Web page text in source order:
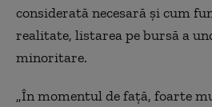
considerată necesară și cum
realitate, listarea pe bursă a
minoritare.
„În momentul de față, foarte